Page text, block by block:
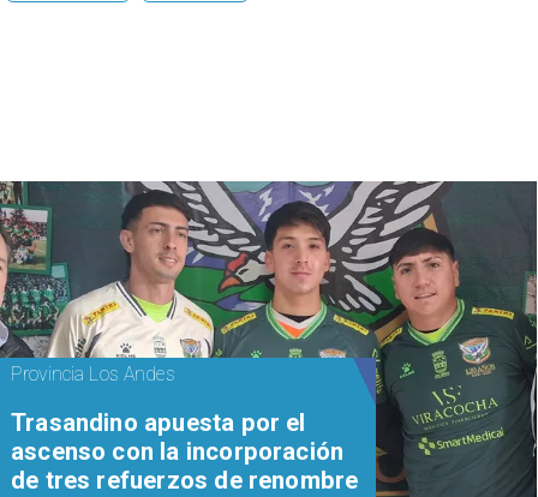
Provincia Los Andes
Trasandino apuesta por el
ascenso con la incorporación
de tres refuerzos de renombre